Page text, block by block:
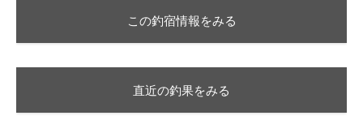
この釣宿情報をみる
直近の釣果をみる